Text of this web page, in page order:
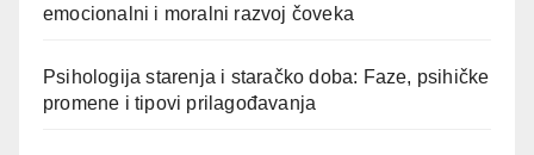
emocionalni i moralni razvoj čoveka
Psihologija starenja i staračko doba: Faze, psihičke
promene i tipovi prilagođavanja